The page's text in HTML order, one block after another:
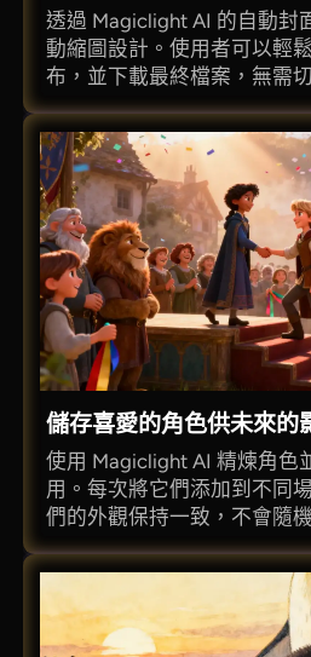
透過 Magiclight AI 的自動封
動縮圖設計。使用者可以輕
布，並下載最終檔案，無需
儲存喜愛的角色供未來的
使用 Magiclight AI 精煉角色
用。每次將它們添加到不同
們的外觀保持一致，不會隨